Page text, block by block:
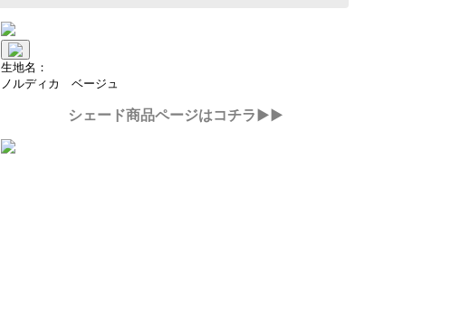
生地名：
ノルディカ ベージュ
シェード商品ページはコチラ▶▶